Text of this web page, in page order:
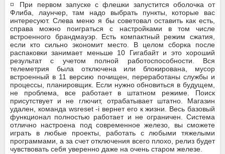
◽ При первом запуске с флешки запустится оболочка от
Флиба, лаунчер, там надо выбрать пункты, которые вас
интересуют. Слева меню я бы советовал оставить как есть,
справа можно поиграться с настройками в том числе
встроенного брандмауэр. Есть компактный режим сжатия,
если кто сильно экономит место. В целом сборка после
распаковки занимает меньше 10 Гигабайт и это хороший
результат с учетом полной работоспособности. Вся
телеметрия была отключена или блокирована, мусор
встроенный в 11 версию почищен, переработаны службы и
процессы, планировщик. Если нужно обновиться в будущем,
не проблема, все работает в штатном режиме. Поиск
присутствует и не глючит, отрабатывает штатно. Магазин
удален, команда wsreset -i вернет его к жизни. Весь базовый
функционал полностью работает и не ограничен. Система
отлично настроена под современное железо, вы сможете
играть в любые проекты, работать с любыми тяжелыми
программами, а за счет отключения всего плохо, релиз будет
чувствовать себя уверенно даже на очень старом железе.